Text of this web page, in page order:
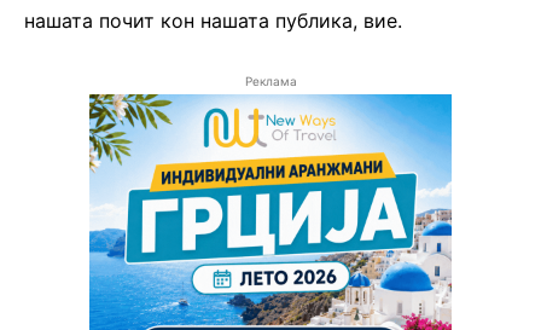
нашата почит кон нашата публика, вие.
Реклама